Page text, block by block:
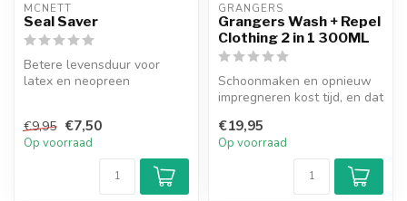
MCNETT
Seal Saver
Betere levensduur voor
latex en neopreen
€9,95 €7,50
Op voorraad
GRANGERS
Grangers Wash + Repel
Clothing 2 in 1 300ML
Schoonmaken en opnieuw
impregneren kost tijd, en dat
€19,95
Op voorraad